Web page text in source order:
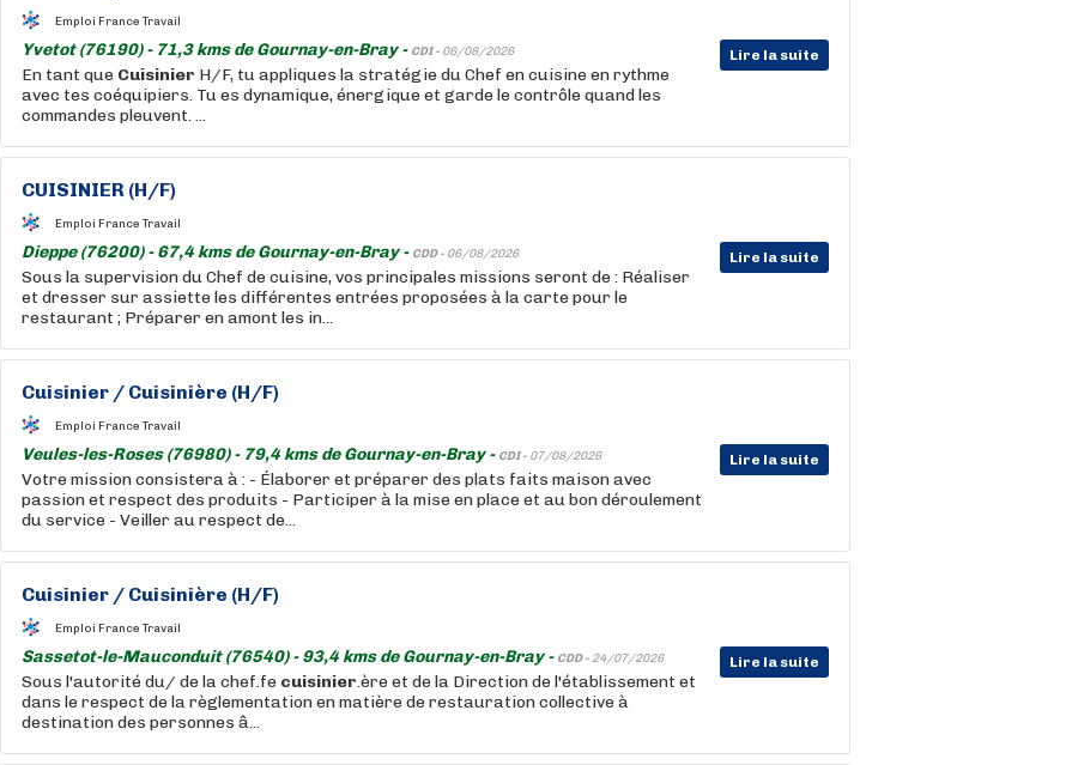
Emploi France Travail
Yvetot (76190) - 71,3 kms de Gournay-en-Bray - CDI - 06/08/2026 Lire la suite
En tant que Cuisinier H/F, tu appliques la stratégie du Chef en cuisine en rythme
avec tes coéquipiers. Tu es dynamique, énergique et garde le contrôle quand les
commandes pleuvent. ...
CUISINIER (H/F)
Emploi France Travail
Dieppe (76200) - 67,4 kms de Gournay-en-Bray - CDD - 06/08/2026 Lire la suite
Sous la supervision du Chef de cuisine, vos principales missions seront de : Réaliser
et dresser sur assiette les différentes entrées proposées à la carte pour le
restaurant ; Préparer en amont les in...
Cuisinier / Cuisinière (H/F)
Emploi France Travail
Veules-les-Roses (76980) - 79,4 kms de Gournay-en-Bray - CDI - 07/08/2026 Lire la suite
Votre mission consistera à : - Élaborer et préparer des plats faits maison avec
passion et respect des produits - Participer à la mise en place et au bon déroulement
du service - Veiller au respect de...
Cuisinier / Cuisinière (H/F)
Emploi France Travail
Sassetot-le-Mauconduit (76540) - 93,4 kms de Gournay-en-Bray - CDD - 24/07/2026 Lire la suite
Sous l'autorité du/ de la chef.fe cuisinier.ère et de la Direction de l'établissement et
dans le respect de la règlementation en matière de restauration collective à
destination des personnes â...